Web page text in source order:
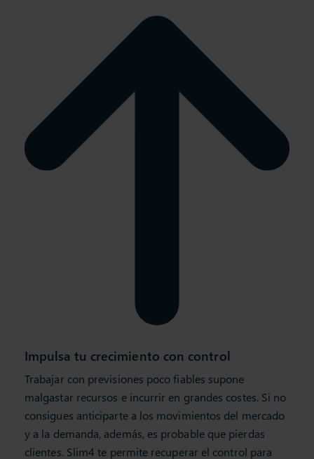
Impulsa tu crecimiento con control
Trabajar con previsiones poco fiables supone
malgastar recursos e incurrir en grandes costes. Si no
consigues anticiparte a los movimientos del mercado
y a la demanda, además, es probable que pierdas
clientes. Slim4 te permite recuperar el control para